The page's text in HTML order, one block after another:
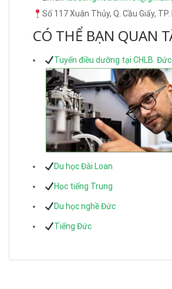
Số 117 Xuân Thủy, Q. Cầu Giấy, TP.
CÓ THỂ BẠN QUAN
Tuyển điều dưỡng tại CHLB. Đức
Du học Đài Loan
Học tiếng Trung
Du học nghề Đức
Tiếng Đức